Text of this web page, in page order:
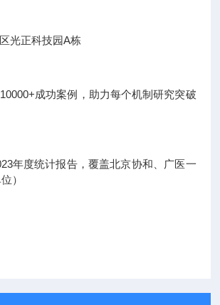
光正科技园A栋
成功案例，助力每个机制研究突破
年度统计报告，覆盖北京协和、广医一
）